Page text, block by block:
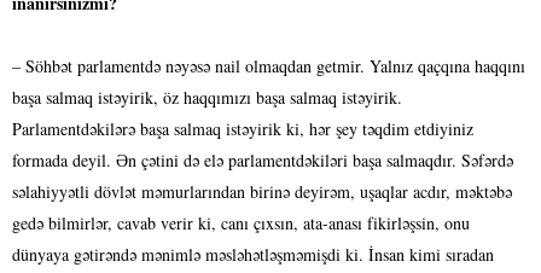
– Söhbət parlamentdə nəyəsə nail olmaqdan getmir. Yalnız qaçqına haqqını
başa salmaq istəyirik, öz haqqımızı başa salmaq istəyirik.
Parlamentdəkilərə başa salmaq istəyirik ki, hər şey təqdim etdiyiniz
formada deyil. Ən çətini də elə parlamentdəkiləri başa salmaqdır. Səfərdə
səlahiyyətli dövlət məmurlarından birinə deyirəm, uşaqlar acdır, məktəbə
gedə bilmirlər, cavab verir ki, canı çıxsın, ata-anası fikirləşsin, onu
dünyaya gətirəndə mənimlə məsləhətləşməmişdi ki. İnsan kimi sıradan